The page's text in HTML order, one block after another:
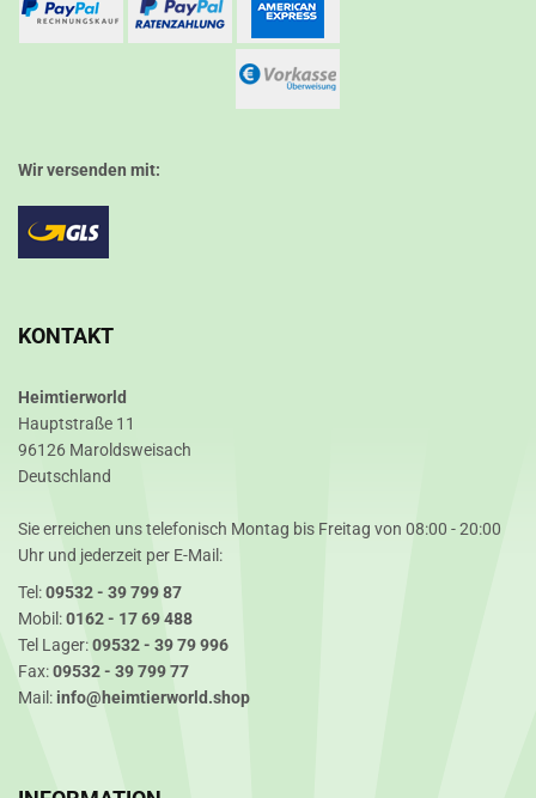
Wir versenden mit:
KONTAKT
Heimtierworld
Hauptstraße 11
96126 Maroldsweisach
Deutschland
Sie erreichen uns telefonisch Montag bis Freitag von 08:00 - 20:00
Uhr und jederzeit per E-Mail:
Tel:09532 - 39 799 87
Mobil:0162 - 17 69 488
Tel Lager:09532 - 39 79 996
Fax:09532 - 39 799 77
Mail: info@heimtierworld.shop